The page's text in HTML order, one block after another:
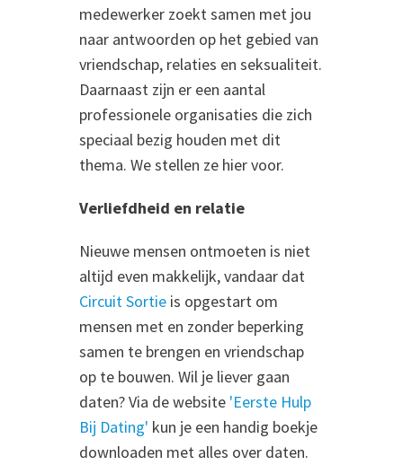
medewerker zoekt samen met jou
naar antwoorden op het gebied van
vriendschap, relaties en seksualiteit.
Daarnaast zijn er een aantal
professionele organisaties die zich
speciaal bezig houden met dit
thema. We stellen ze hier voor.
Verliefdheid en relatie
Nieuwe mensen ontmoeten is niet
altijd even makkelijk, vandaar dat
Circuit Sortie is opgestart om
mensen met en zonder beperking
samen te brengen en vriendschap
op te bouwen. Wil je liever gaan
daten? Via de website 'Eerste Hulp
Bij Dating' kun je een handig boekje
downloaden met alles over daten.